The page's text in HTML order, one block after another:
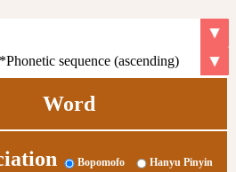
Word
Bopomofo Hanyu Pinyin